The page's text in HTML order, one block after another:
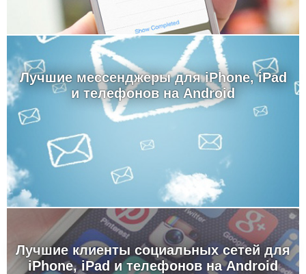
Лучшие мессенджеры для iPhone, iPad
и телефонов на Android
Лучшие клиенты социальных сетей для
iPhone, iPad и телефонов на Android